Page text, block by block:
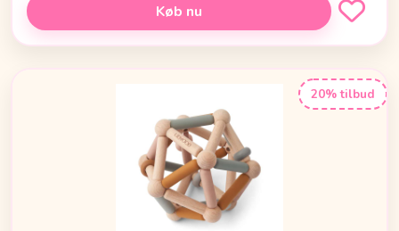
Køb nu
20% tilbud